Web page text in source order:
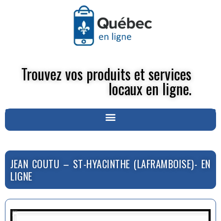
Trouvez vos produits et services
locaux en ligne.
JEAN COUTU – ST-HYACINTHE (LAFRAMBOISE)- EN
LIGNE